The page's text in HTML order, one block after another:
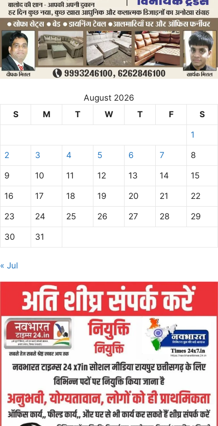
August 2026
S
M T W T F S
1
2 3 4 5 6 7 8
9 10 11 12 13 14 15
16 17 18 19 20 21 22
23 24 25 26 27 28 29
30 31
« Jul